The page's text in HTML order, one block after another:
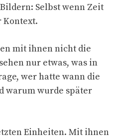
Selbst wenn Zeit
Kontext.
mit ihnen nicht die
nur etwas, was in
wer hatte wann die
warum wurde später
Einheiten. Mit ihnen